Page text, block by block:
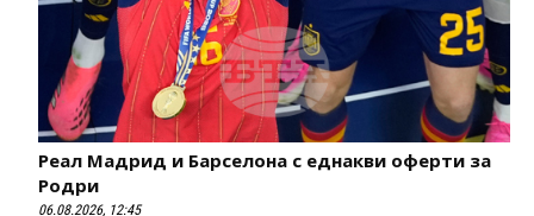
Реал Мадрид и Барселона с еднакви оферти за
Родри
06.08.2026, 12:45